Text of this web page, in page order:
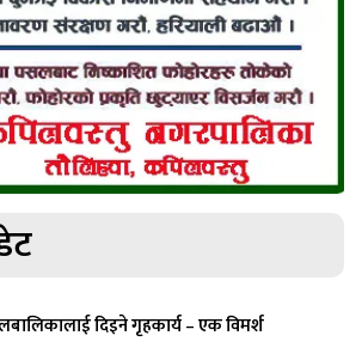
दिइने गृहकार्य – एक विमर्श